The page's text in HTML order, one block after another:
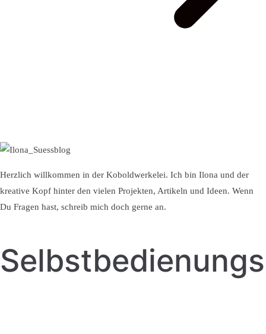
Herzlich willkommen in der Koboldwerkelei. Ich bin Ilona und der
kreative Kopf hinter den vielen Projekten, Artikeln und Ideen. Wenn
Du Fragen hast, schreib mich doch gerne an.